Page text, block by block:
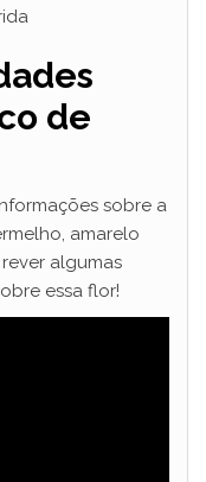
de
sobre a
amarelo
algumas
essa flor!